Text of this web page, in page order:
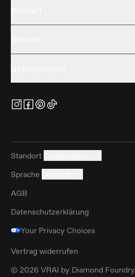
Standort
Sprache
AGB
Datenschutzerklärung
Your Privacy Choices
Vertrag widerrufen
© 2026 VRAI by Diamond Foundry